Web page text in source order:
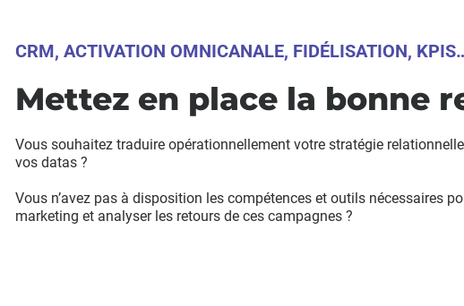
CRM, ACTIVATION OMNICANALE, FIDÉLISATION,
Mettez en place la bonne
Vous souhaitez traduire opérationnellement votre stratégie
vos datas ?
Vous n’avez pas à disposition les compétences et outils nécessaires
marketing et analyser les retours de ces campagnes ?